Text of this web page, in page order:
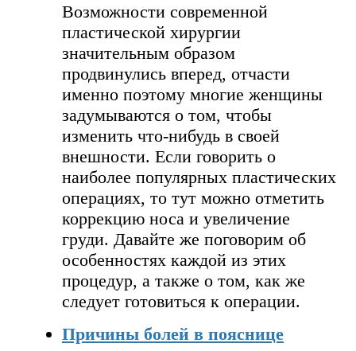
Возможности современной
пластической хирургии
значительным образом
продвинулись вперед, отчасти
именно поэтому многие женщины
задумываются о том, чтобы
изменить что-нибудь в своей
внешности. Если говорить о
наиболее популярных пластических
операциях, то тут можно отметить
коррекцию носа и увеличение
груди. Давайте же поговорим об
особенностях каждой из этих
процедур, а также о том, как же
следует готовиться к операции.
Причины болей в пояснице